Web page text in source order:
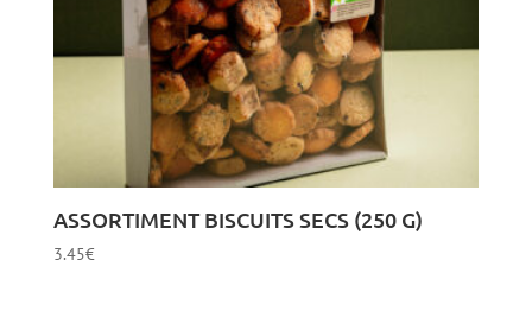
ASSORTIMENT BISCUITS SECS (250 G)
3.45€